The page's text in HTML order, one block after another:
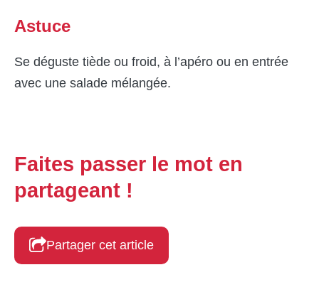
Astuce
Se déguste tiède ou froid, à l’apéro ou en entrée
avec une salade mélangée.
Faites passer le mot en
partageant !
Partager cet article